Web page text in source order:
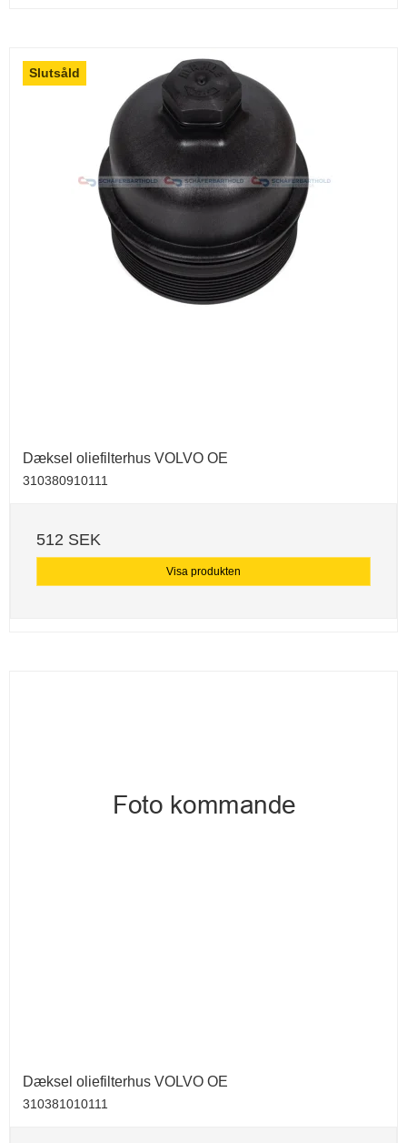
Slutsåld
Dæksel oliefilterhus VOLVO OE
310380910111
512 SEK
Visa produkten
Dæksel oliefilterhus VOLVO OE
310381010111